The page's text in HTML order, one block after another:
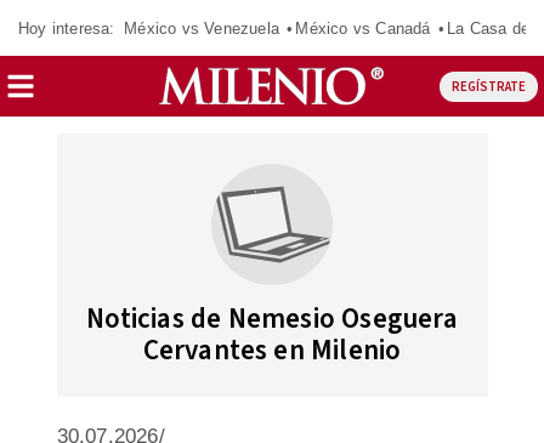
Hoy interesa: México vs Venezuela México vs Canadá La Casa de
REGÍSTRATE
Noticias de Nemesio Oseguera
Cervantes en Milenio
30.07.2026/